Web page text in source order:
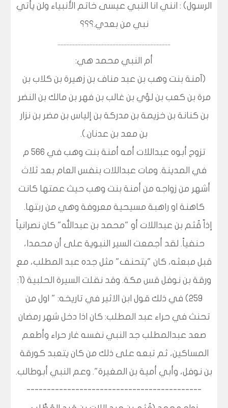
الرسول) : انني انا النبي عيسى خاتم الأنبياء ولن يأتي
نبي من بعدي.؟؟؟
..........................................................................
أم النبي محمد هي:
(آمنة بنت وهب بن عبد مناف بن زهيرة بن كلاب بن
مرة بن كعب بن لؤي بن غالب بن فهر بن مالك بن النضر
بن كنانة بن خزيمة بن مدركة بن إلياس بن مضر بن نزار
بن معد بن عدنان.).
تزوج أبوه عبداللات أمه أمنة بنت وهب في ٥٦٦ م
في المدينة. ومات عبداللات بنفس العام بعد ثلاث
أشهر من زواجه من أمنة بنت وهب حيث عمتها كانت
كاهنة او راهبة مسيحية معروفة وهي من ربتها.
إذاّ قُثم بن عبداللات أو "محمد بن عبدالله" كان نصرانياً
حنفياً. لقد أجمعت السير النبوية على أن محمدا،
قبل مبعثه، كان "يتحنف" مثل جده عبد المطلب، مع
ورقة بن نوفل قس مكة. وقد نقلت السيرة الحلبية (1:
259) في ذلك قول ابن الاثير في تاريخه: " اول من
تحنث في حراء عبد المطلب: كان اذا دخل شهر رمضان
صعد عبدالمطلب جد النبي نفسه غار حراء وأطعم
المساكين، ثم تبعه على ذلك من كان يتعبد كورقة
بن نوفل، وأبي أمية بن المغيرة". وعم النبي أبوطالب.
-------------------------------------------